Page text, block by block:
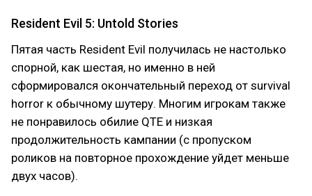
Resident Evil 5: Untold Stories
Пятая часть Resident Evil получилась не настолько
спорной, как шестая, но именно в ней
сформировался окончательный переход от survival
horror к обычному шутеру. Многим игрокам также
не понравилось обилие QTE и низкая
продолжительность кампании (с пропуском
роликов на повторное прохождение уйдет меньше
двух часов).